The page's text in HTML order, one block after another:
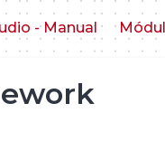
- Manual